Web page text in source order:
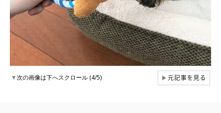
▼次の画像は下へスクロール (4/5) ▶元記事を見る